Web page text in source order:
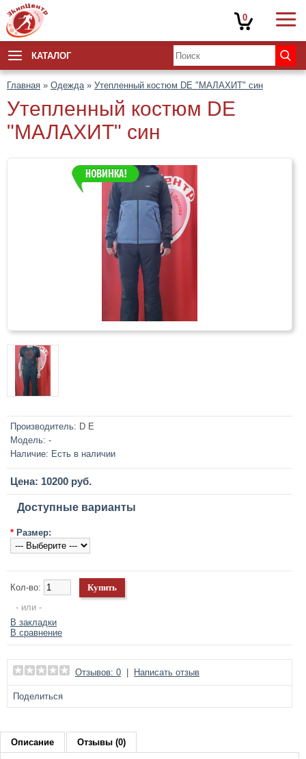
КАТАЛОГ
Главная » Одежда» Утепленный костюм DE "МАЛАХИТ" син
Утепленный костюм DE
"МАЛАХИТ" син
Производитель: D E
Модель: -
Наличие: Есть в наличии
Цена: 10200 руб.
Доступные варианты
* Размер:
Кол-во:
- или -
В закладки
В сравнение
Отзывов: 0 Написать отзыв
Поделиться
Описание Отзывы (0)
0